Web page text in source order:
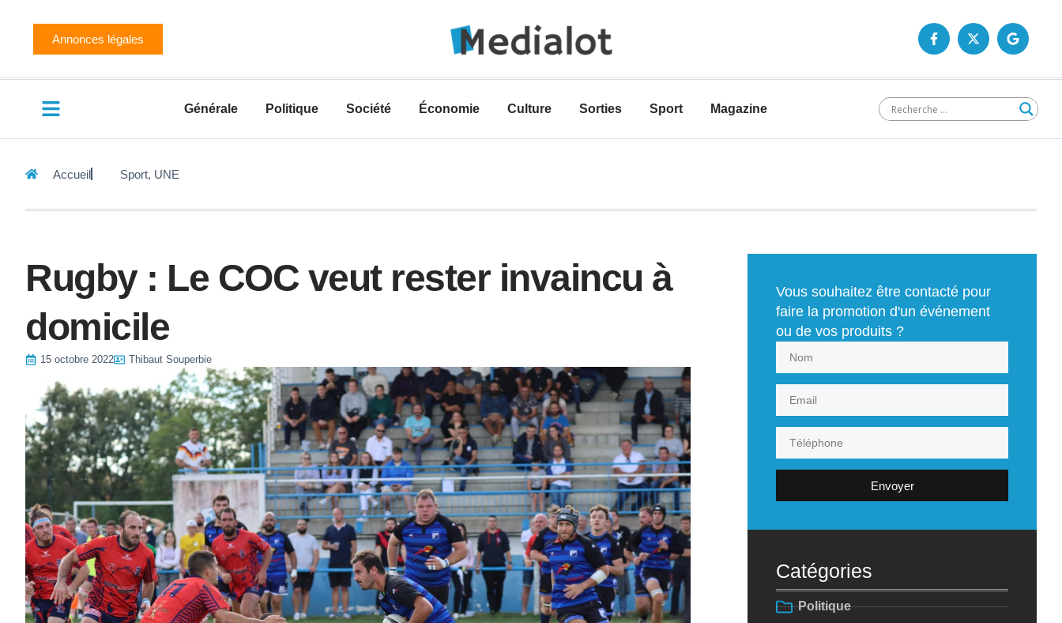
Annonces légales
Générale Politique Société Économie Culture Sorties Sport Magazine
Accueil Sport, UNE
Rugby : Le COC veut rester invaincu à
domicile
15 octobre 2022 Thibaut Souperbie
Vous souhaitez être contacté pour
faire la promotion d'un événement
ou de vos produits ?
Envoyer
Catégories
Politique